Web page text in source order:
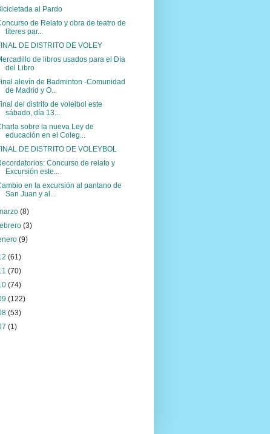
al Pardo
de Relato y obra de teatro de
títeres par...
DE DISTRITO DE VOLEY
de libros usados para el Día
del Libro
alevín de Badminton -Comunidad
de Madrid y O...
del distrito de voleibol este
sábado, día 13...
sobre la nueva Ley de
educación en el Coleg...
DE DISTRITO DE VOLEYBOL
Concurso de relato y
Excursión este...
en la excursión al pantano de
San Juan y al...
(8)
(3)
(9)
(61)
(70)
(74)
(122)
(53)
(1)